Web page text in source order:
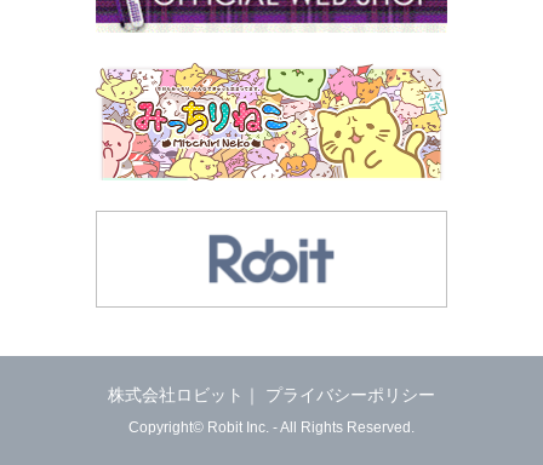
株式会社ロビット プライバシーポリシー
Copyright© Robit Inc. - All Rights Reserved.